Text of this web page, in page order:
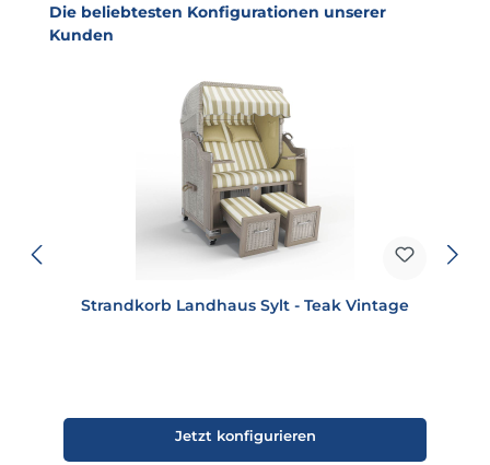
Produktgalerie überspringen
Die beliebtesten Konfigurationen unserer
Kunden
Strandkorb Landhaus Sylt - Teak Vintage
Jetzt konfigurieren